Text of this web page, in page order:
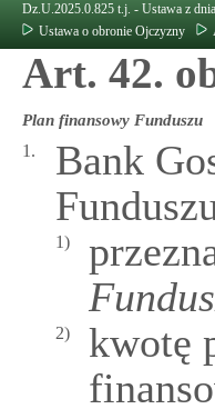
Dz.U.2025.0.825 t.j. - Ustawa z
Ustawa o obronie Ojczyzny
Art. 42.
Plan finansowy Funduszu
1.
Bank
1)
2)
kwotę